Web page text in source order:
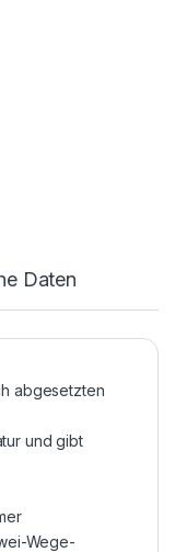
Daten
abgesetzten
und gibt
Wege-